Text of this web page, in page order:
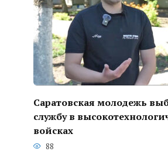
Саратовская молодежь
службу в
войсках
88